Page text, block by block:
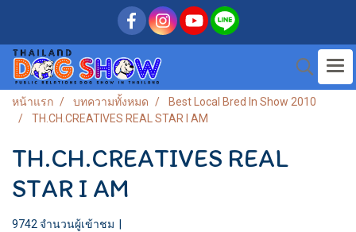
หน้าแรก บทความทั้งหมด
Best Local Bred In Show 2010
TH.CH.CREATIVES REAL STAR I AM
TH.CH.CREATIVES REAL
STAR I AM
9742 จำนวนผู้เข้าชม